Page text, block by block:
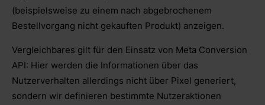
(beispielsweise zu einem nach abgebrochenem
Bestellvorgang nicht gekauften Produkt) anzeigen.
Vergleichbares gilt für den Einsatz von Meta Conversion
API: Hier werden die Informationen über das
Nutzerverhalten allerdings nicht über Pixel generiert,
sondern wir definieren bestimmte Nutzeraktionen